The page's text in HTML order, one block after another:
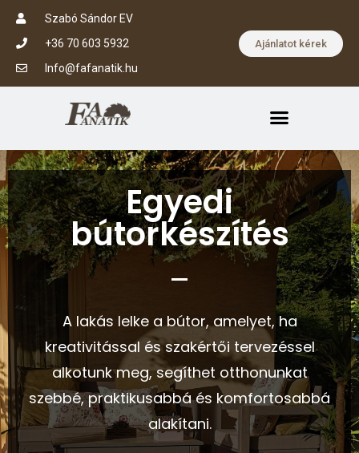
Szabó Sándor EV
+36 70 603 5932
Info@fafanatik.hu
Ajánlatot kérek
Egyedi
bútorkészítés
A lakás lelke a bútor, amelyet, ha
kreativitással és szakértői tervezéssel
alkotunk meg, segíthet otthonunkat
szebbé, praktikusabbá és komfortosabbá
alakítani.